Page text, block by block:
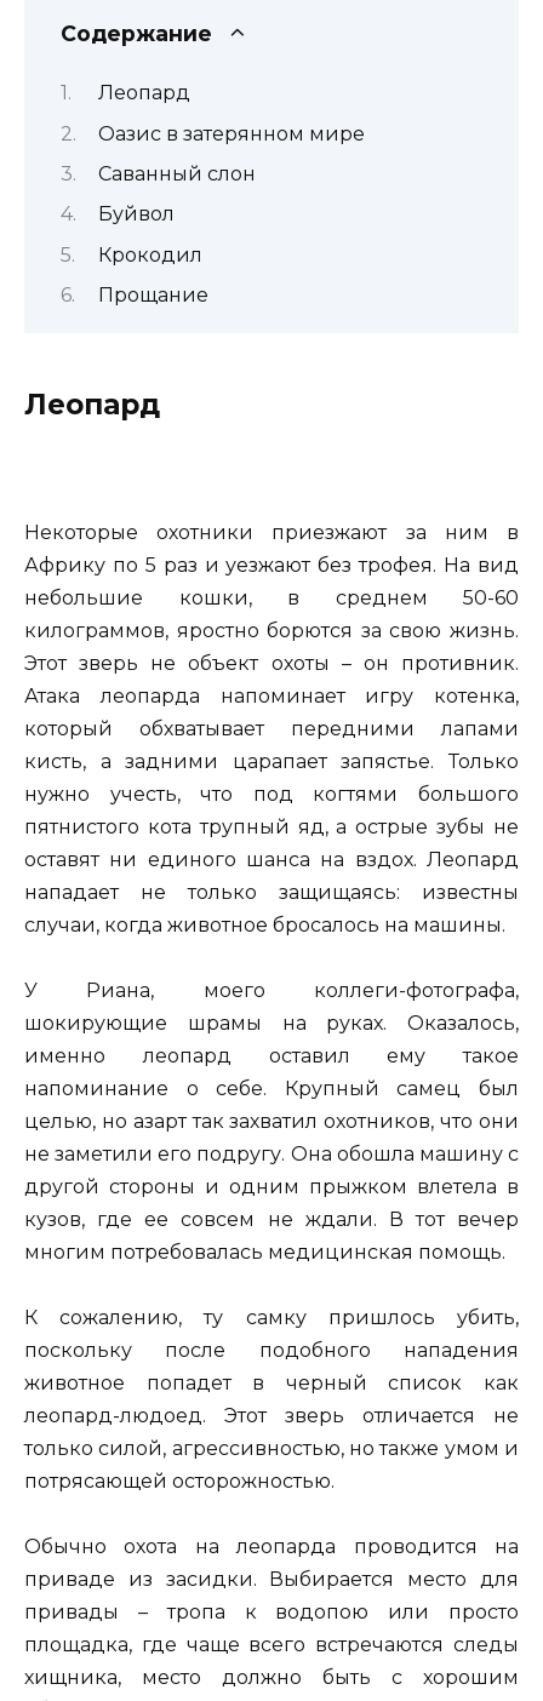
Содержание
Леопард
Оазис в затерянном мире
Саванный слон
Буйвол
Крокодил
Прощание
Леопард
Некоторые охотники приезжают за ним в
Африку по 5 раз и уезжают без трофея. На вид
небольшие кошки, в среднем 50-60
килограммов, яростно борются за свою жизнь.
Этот зверь не объект охоты – он противник.
Атака леопарда напоминает игру котенка,
который обхватывает передними лапами
кисть, а задними царапает запястье. Только
нужно учесть, что под когтями большого
пятнистого кота трупный яд, а острые зубы не
оставят ни единого шанса на вздох. Леопард
нападает не только защищаясь: известны
случаи, когда животное бросалось на машины.
У Риана, моего коллеги-фотографа,
шокирующие шрамы на руках. Оказалось,
именно леопард оставил ему такое
напоминание о себе. Крупный самец был
целью, но азарт так захватил охотников, что они
не заметили его подругу. Она обошла машину с
другой стороны и одним прыжком влетела в
кузов, где ее совсем не ждали. В тот вечер
многим потребовалась медицинская помощь.
К сожалению, ту самку пришлось убить,
поскольку после подобного нападения
животное попадет в черный список как
леопард-людоед. Этот зверь отличается не
только силой, агрессивностью, но также умом и
потрясающей осторожностью.
Обычно охота на леопарда проводится на
приваде из засидки. Выбирается место для
привады – тропа к водопою или просто
площадка, где чаще всего встречаются следы
хищника, место должно быть с хорошим